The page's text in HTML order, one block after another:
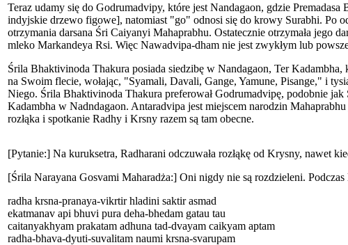
Teraz udamy się do Godrumadvipy, które jest Nandagaon, gdzie
indyjskie drzewo figowe], natomiast "go" odnosi się do krowy Surabhi. Po
otrzymania darsana Śri Caiyanyi Mahaprabhu. Ostatecznie otrzymała jego
mleko Markandeya Rsi. Więc Nawadvipa-dham nie jest zwykłym lub
Śrila Bhaktivinoda Thakura posiada siedzibę w Nandagaon, Ter
na Swoim flecie, wołając, "Syamali, Davali, Gange, Yamune, Pisange," i
Niego. Śrila Bhaktivinoda Thakura preferował Godrumadvipę, podobnie
Kadambha w Nadndagaon. Antaradvipa jest miejscem narodzin
rozłąka i spotkanie Radhy i Krsny razem są tam obecne.
[Pytanie:] Na kuruksetra, Radharani odczuwała rozłąkę od Krysny, nawet
[Śrila Narayana Gosvami Maharadża:] Oni nigdy nie są rozdzieleni.
radha krsna-pranaya-vikrtir hladini saktir asmad
ekatmanav api bhuvi pura deha-bhedam gatau tau
caitanyakhyam prakatam adhuna tad-dvayam caikyam aptam
radha-bhava-dyuti-suvalitam naumi krsna-svarupam